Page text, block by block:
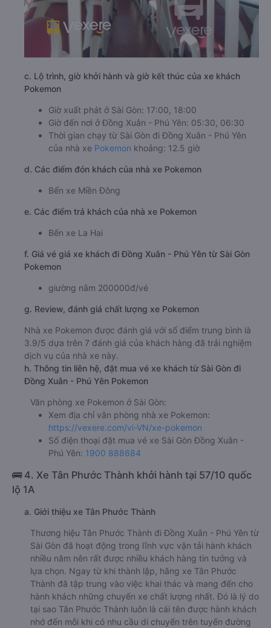
c. Lộ trình, giờ khởi hành và giờ kết thúc của xe khách
Pokemon
Giờ xuất phát ở Sài Gòn: 17:00, 18:00
Giờ đến nơi ở Đồng Xuân - Phú Yên: 05:30, 06:30
Thời gian chạy từ Sài Gòn đi Đồng Xuân - Phú Yên
của nhà xe Pokemon khoảng: 12.5 giờ
d. Các điểm đón khách của nhà xe Pokemon
Bến xe Miền Đông
e. Các điểm trả khách của nhà xe Pokemon
Bến xe La Hai
f. Giá vé giá xe khách đi Đồng Xuân - Phú Yên từ Sài Gòn
Pokemon
giường nằm 200000đ/vé
g. Review, đánh giá chất lượng xe Pokemon
Nhà xe Pokemon được đánh giá với số điểm trung bình là
3.9/5 dựa trên 7 đánh giá của khách hàng đã trải nghiệm
dịch vụ của nhà xe này.
h. Thông tin liên hệ, đặt mua vé xe khách từ Sài Gòn đi
Đồng Xuân - Phú Yên Pokemon
Văn phòng xe Pokemon ở Sài Gòn:
Xem địa chỉ văn phòng nhà xe Pokemon:
https://vexere.com/vi-VN/xe-pokemon
Số điện thoại đặt mua vé xe Sài Gòn Đồng Xuân -
Phú Yên: 1900 888684
🚌 4. Xe Tân Phước Thành khởi hành tại 57/10 quốc
lộ 1A
a. Giới thiệu xe Tân Phước Thành
Thương hiệu Tân Phước Thành đi Đồng Xuân - Phú Yên từ
Sài Gòn đã hoạt động trong lĩnh vực vận tải hành khách
nhiều năm nên rất được nhiều khách hàng tin tưởng và
lựa chọn. Ngay từ khi thành lập, hãng xe Tân Phước
Thành đã tập trung vào việc khai thác và mang đến cho
hành khách những chuyến xe chất lượng nhất. Đó là lý do
tại sao Tân Phước Thành luôn là cái tên được hành khách
nhớ đến mỗi khi có nhu cầu di chuyển trên tuyến đường